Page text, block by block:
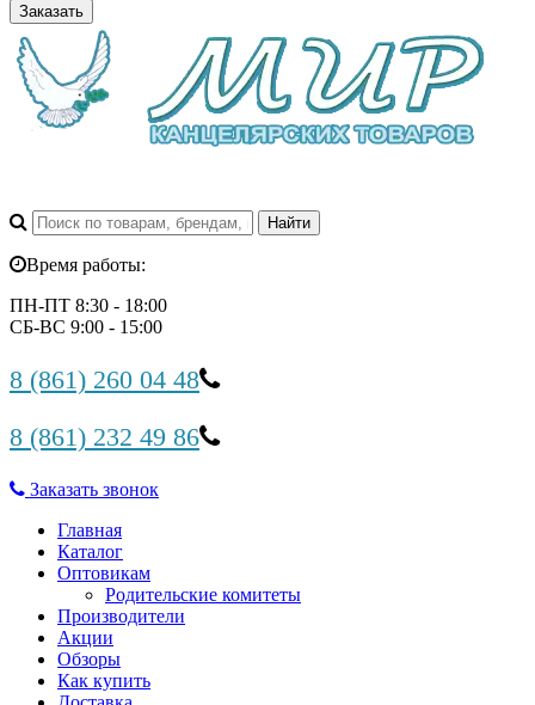
Заказать
Время работы:
ПН-ПТ 8:30 - 18:00
СБ-ВС 9:00 - 15:00
8 (861) 260 04 48
8 (861) 232 49 86
Заказать звонок
Главная
Каталог
Оптовикам
Родительские комитеты
Производители
Акции
Обзоры
Как купить